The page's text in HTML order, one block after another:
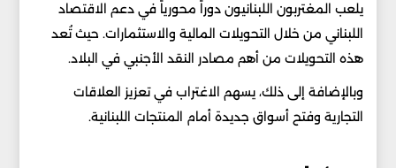
يلعب المغتربون اللبنانيون دوراً محورياً في دعم الاقتصاد
اللبناني من خلال التحويلات المالية والاستثمارات. حيث تُعد
هذه التحويلات من أهم مصادر النقد الأجنبي في البلاد.
وبالإضافة إلى ذلك، يسهم الاغتراب في تعزيز العلاقات
التجارية وفتح أسواق جديدة أمام المنتجات اللبنانية.